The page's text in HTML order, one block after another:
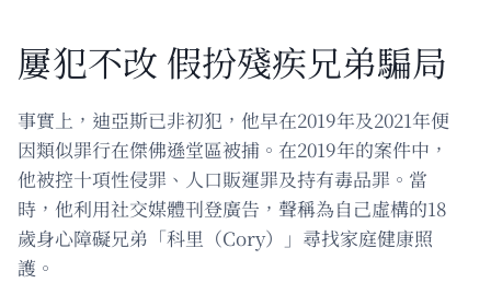
屢犯不改 假扮殘疾兄弟騙局
事實上，迪亞斯已非初犯，他早在2019年及2021年便
因類似罪行在傑佛遜堂區被捕。在2019年的案件中，
他被控十項性侵罪、人口販運罪及持有毒品罪。當
時，他利用社交媒體刊登廣告，聲稱為自己虛構的18
歲身心障礙兄弟「科里（Cory）」尋找家庭健康照
護。